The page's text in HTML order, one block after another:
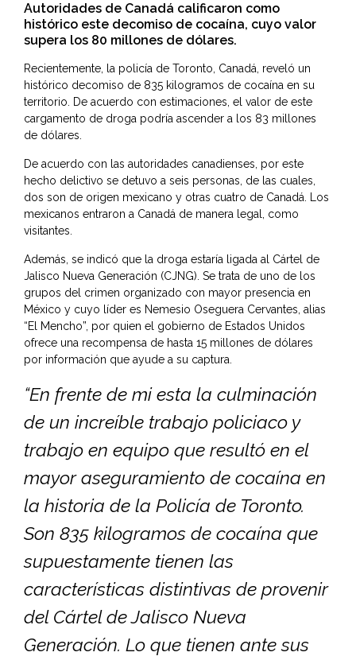
Autoridades de Canadá calificaron como
histórico este decomiso de cocaína, cuyo valor
supera los 80 millones de dólares.
Recientemente, la policía de Toronto, Canadá, reveló un
histórico decomiso de 835 kilogramos de cocaína en su
territorio. De acuerdo con estimaciones, el valor de este
cargamento de droga podría ascender a los 83 millones
de dólares.
De acuerdo con las autoridades canadienses, por este
hecho delictivo se detuvo a seis personas, de las cuales,
dos son de origen mexicano y otras cuatro de Canadá. Los
mexicanos entraron a Canadá de manera legal, como
visitantes.
Además, se indicó que la droga estaría ligada al Cártel de
Jalisco Nueva Generación (CJNG). Se trata de uno de los
grupos del crimen organizado con mayor presencia en
México y cuyo líder es Nemesio Oseguera Cervantes, alias
“El Mencho”, por quien el gobierno de Estados Unidos
ofrece una recompensa de hasta 15 millones de dólares
por información que ayude a su captura.
“En frente de mi esta la culminación
de un increíble trabajo policiaco y
trabajo en equipo que resultó en el
mayor aseguramiento de cocaína en
la historia de la Policía de Toronto.
Son 835 kilogramos de cocaína que
supuestamente tienen las
características distintivas de provenir
del Cártel de Jalisco Nueva
Generación. Lo que tienen ante sus